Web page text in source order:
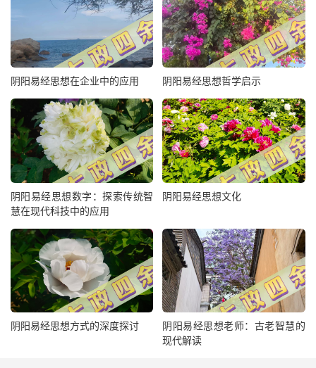
阴阳易经思想在企业中的应用 阴阳易经思想哲学启示
阴阳易经思想数字：探索传统智
慧在现代科技中的应用
阴阳易经思想文化
阴阳易经思想方式的深度探讨
阴阳易经思想老师：古老智慧的
现代解读